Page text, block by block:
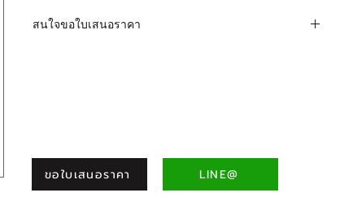
สนใจขอใบเสนอราคา
ขอใบเสนอราคา LINE@